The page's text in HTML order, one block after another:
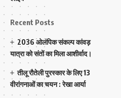
Recent Posts
2036 ओलंपिक संकल्प कांवड़
यात्रा को संतों का मिला आशीर्वाद।
तीलू रौतेली पुरस्कार के लिए 13
वीरांगनाओं का चयन : रेखा आर्या